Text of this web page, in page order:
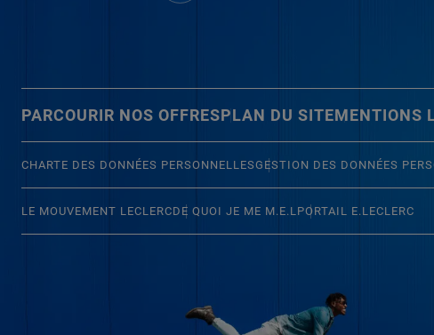
PARCOURIR NOS OFFRESPLAN DU SITEMENTIONS
CHARTE DES DONNÉES PERSONNELLESGESTION DES DONNÉES
LE MOUVEMENT LECLERCDE QUOI JE ME M.E.LPORTAIL E.LECLERC